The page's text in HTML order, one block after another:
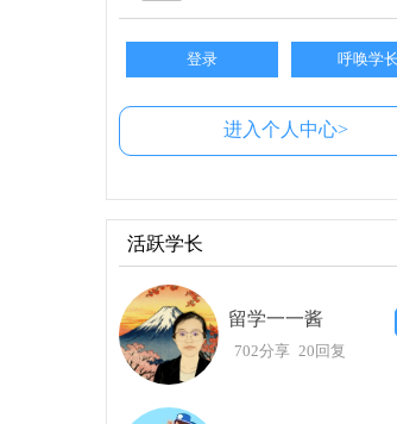
如果有更多的问题，有想进
面试，教授们不仅会询问研究
自信心的重要性
定的信念让我拥有了更多的勇气
自己所拥有的能力，并勇于展示给
总结与建议
最后，我想给各位准备申请
次，提升自己的面试技巧，不妨
人的经历都是独一无二的，最终
发。在你们即将踏上这条挑战之
登录 呼唤学长
进入个人中心>
活跃学长
留学一一酱
702分享 20回复